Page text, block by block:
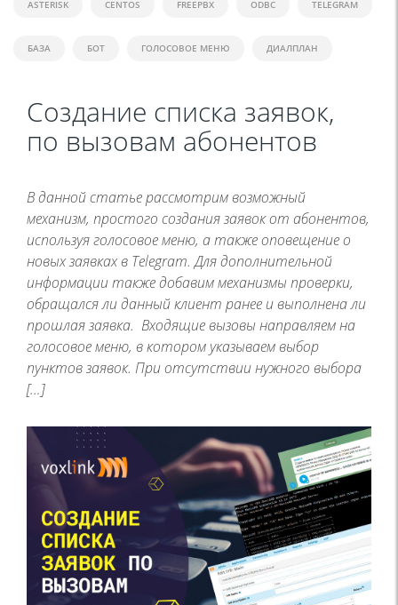
ASTERISK CENTOS FREEPBX ODBC TELEGRAM
БАЗА БОТ ГОЛОСОВОЕ МЕНЮ ДИАЛПЛАН
Создание списка заявок,
по вызовам абонентов
В данной статье рассмотрим возможный
механизм, простого создания заявок от абонентов,
используя голосовое меню, а также оповещение о
новых заявках в Telegram. Для дополнительной
информации также добавим механизмы проверки,
обращался ли данный клиент ранее и выполнена ли
прошлая заявка. Входящие вызовы направляем на
голосовое меню, в котором указываем выбор
пунктов заявок. При отсутствии нужного выбора
[…]